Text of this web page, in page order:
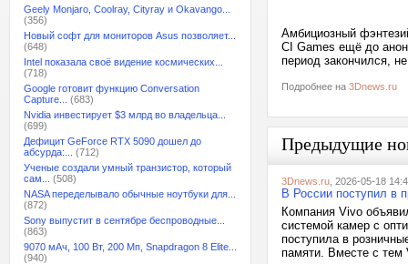
Geely Monjaro, Coolray, Cityray и Okavango...
(356)
Новый софт для мониторов Asus позволяет...
(648)
Intel показала своё видение космических...
(718)
Google готовит функцию Conversation
Capture...
(683)
Nvidia инвестирует $3 млрд во владельца...
(699)
Дефицит GeForce RTX 5090 дошел до
абсурда:...
(712)
Ученые создали умный транзистор, который
сам...
(508)
NASA переделывало обычные ноутбуки для...
(872)
Sony выпустит в сентябре беспроводные...
(863)
9070 мАч, 100 Вт, 200 Мп, Snapdragon 8 Elite...
(940)
Амбициозный
CI Games ещё до
период закончился,
Подробнее на 3Dnews.ru
Предыдущие
3Dnews.ru , 2026-05-18
В России поступил в
Компания Vivo
системой камер с
поступила в
памяти. Вместе с тем